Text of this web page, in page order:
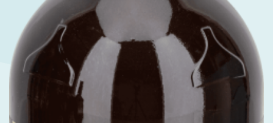
Spiriti